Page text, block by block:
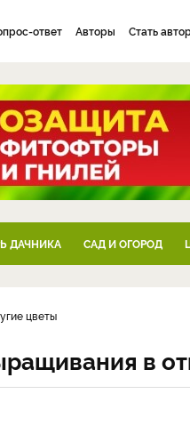
ответ Авторы Стать
ДАЧНИКА САД И ОГОРОД
цветы
в